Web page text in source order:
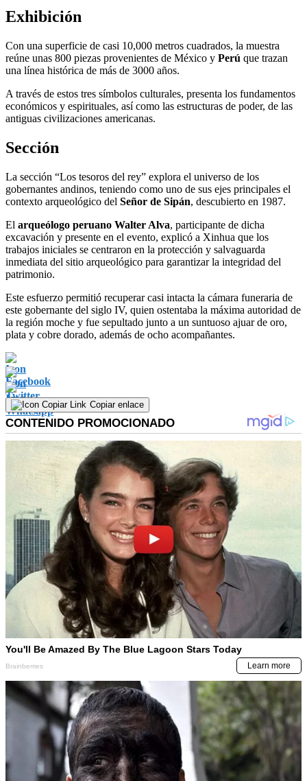
Exhibición
Con una superficie de casi 10,000 metros cuadrados, la muestra
reúne unas 800 piezas provenientes de México y Perú que trazan
una línea histórica de más de 3000 años.
A través de estos tres símbolos culturales, presenta los fundamentos
económicos y espirituales, así como las estructuras de poder, de las
antiguas civilizaciones americanas.
Sección
La sección “Los tesoros del rey” explora el universo de los
gobernantes andinos, teniendo como uno de sus ejes principales el
contexto arqueológico del Señor de Sipán, descubierto en 1987.
El arqueólogo peruano Walter Alva, participante de dicha
excavación y presente en el evento, explicó a Xinhua que los
trabajos iniciales se centraron en la protección y salvaguarda
inmediata del sitio arqueológico para garantizar la integridad del
patrimonio.
Este esfuerzo permitió recuperar casi intacta la cámara funeraria de
este gobernante del siglo IV, quien ostentaba la máxima autoridad de
la región moche y fue sepultado junto a un suntuoso ajuar de oro,
plata y cobre dorado, además de ocho acompañantes.
Copiar enlace